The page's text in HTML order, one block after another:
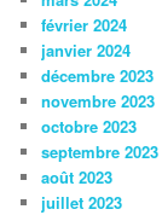
février 2024
janvier 2024
décembre 2023
novembre 2023
octobre 2023
septembre 2023
août 2023
juillet 2023